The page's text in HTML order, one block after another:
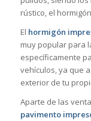
rústico, el
El hormigón
muy popular para
específicamente
vehículos, ya que
exterior de tu
Aparte de las
pavimento